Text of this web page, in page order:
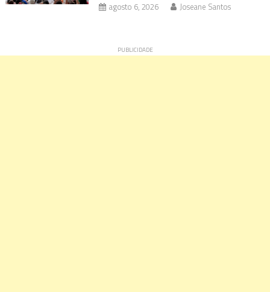
agosto 6, 2026 Joseane Santos